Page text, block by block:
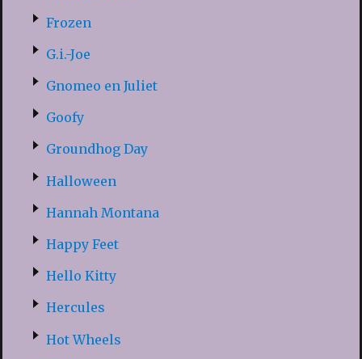
Frozen
G.i.-Joe
Gnomeo en Juliet
Goofy
Groundhog Day
Halloween
Hannah Montana
Happy Feet
Hello Kitty
Hercules
Hot Wheels